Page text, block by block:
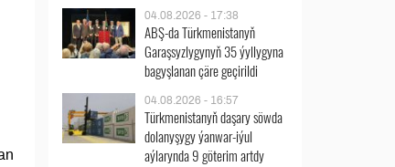
04.08.2026 - 17:38
ABŞ-da Türkmenistanyň
Garaşsyzlygynyň 35 ýyllygyna
bagyşlanan çäre geçirildi
04.08.2026 - 16:57
Türkmenistanyň daşary söwda
dolanyşygy ýanwar-iýul
aýlarynda 9 göterim artdy